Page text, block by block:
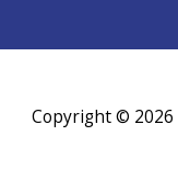
Copyright © 2026